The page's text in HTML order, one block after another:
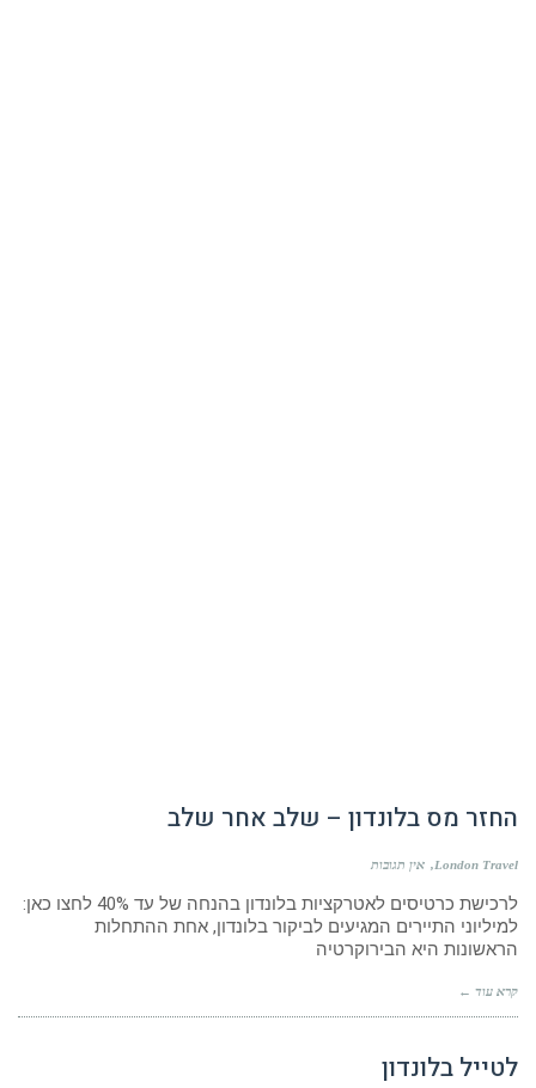
החזר מס בלונדון – שלב אחר שלב
London Travel אין תגובות
לרכישת כרטיסים לאטרקציות בלונדון בהנחה של עד 40% לחצו כאן:
למיליוני התיירים המגיעים לביקור בלונדון, אחת ההתחלות
הראשונות היא הבירוקרטיה
קרא עוד ←
לטייל בלונדון